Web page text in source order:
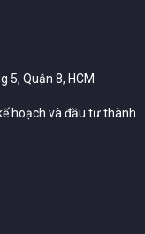
5, Quận 8, HCM
hoạch và đầu tư thành